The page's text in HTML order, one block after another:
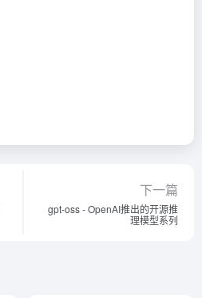
下一篇
gpt-oss - OpenAI推出的开源推
理模型系列